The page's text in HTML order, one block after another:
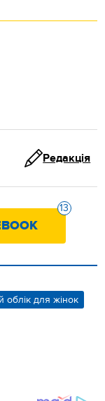
Редакція
13
облік для жінок